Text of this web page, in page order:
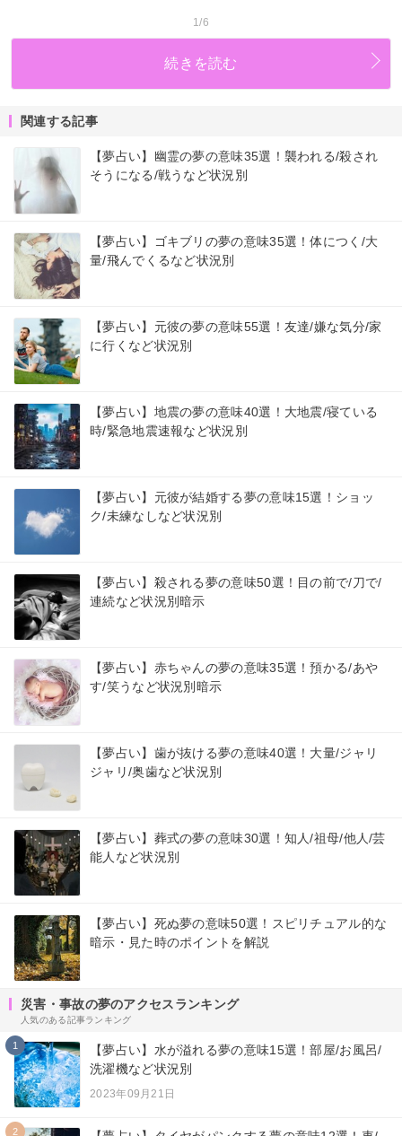
1/6
続きを読む
関連する記事
【夢占い】幽霊の夢の意味35選！襲われる/殺され
そうになる/戦うなど状況別
【夢占い】ゴキブリの夢の意味35選！体につく/大
量/飛んでくるなど状況別
【夢占い】元彼の夢の意味55選！友達/嫌な気分/家
に行くなど状況別
【夢占い】地震の夢の意味40選！大地震/寝ている
時/緊急地震速報など状況別
【夢占い】元彼が結婚する夢の意味15選！ショッ
ク/未練なしなど状況別
【夢占い】殺される夢の意味50選！目の前で/刀で/
連続など状況別暗示
【夢占い】赤ちゃんの夢の意味35選！預かる/あや
す/笑うなど状況別暗示
【夢占い】歯が抜ける夢の意味40選！大量/ジャリ
ジャリ/奥歯など状況別
【夢占い】葬式の夢の意味30選！知人/祖母/他人/芸
能人など状況別
【夢占い】死ぬ夢の意味50選！スピリチュアル的な
暗示・見た時のポイントを解説
災害・事故の夢のアクセスランキング
人気のある記事ランキング
1
【夢占い】水が溢れる夢の意味15選！部屋/お風呂/
洗濯機など状況別
2023年09月21日
2